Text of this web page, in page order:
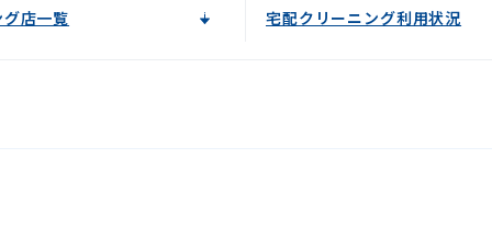
店一覧 宅配クリーニング利用状況